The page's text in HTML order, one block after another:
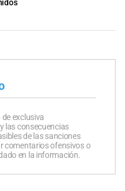
exclusiva
las consecuencias
de las sanciones
comentarios ofensivos o
en la información.